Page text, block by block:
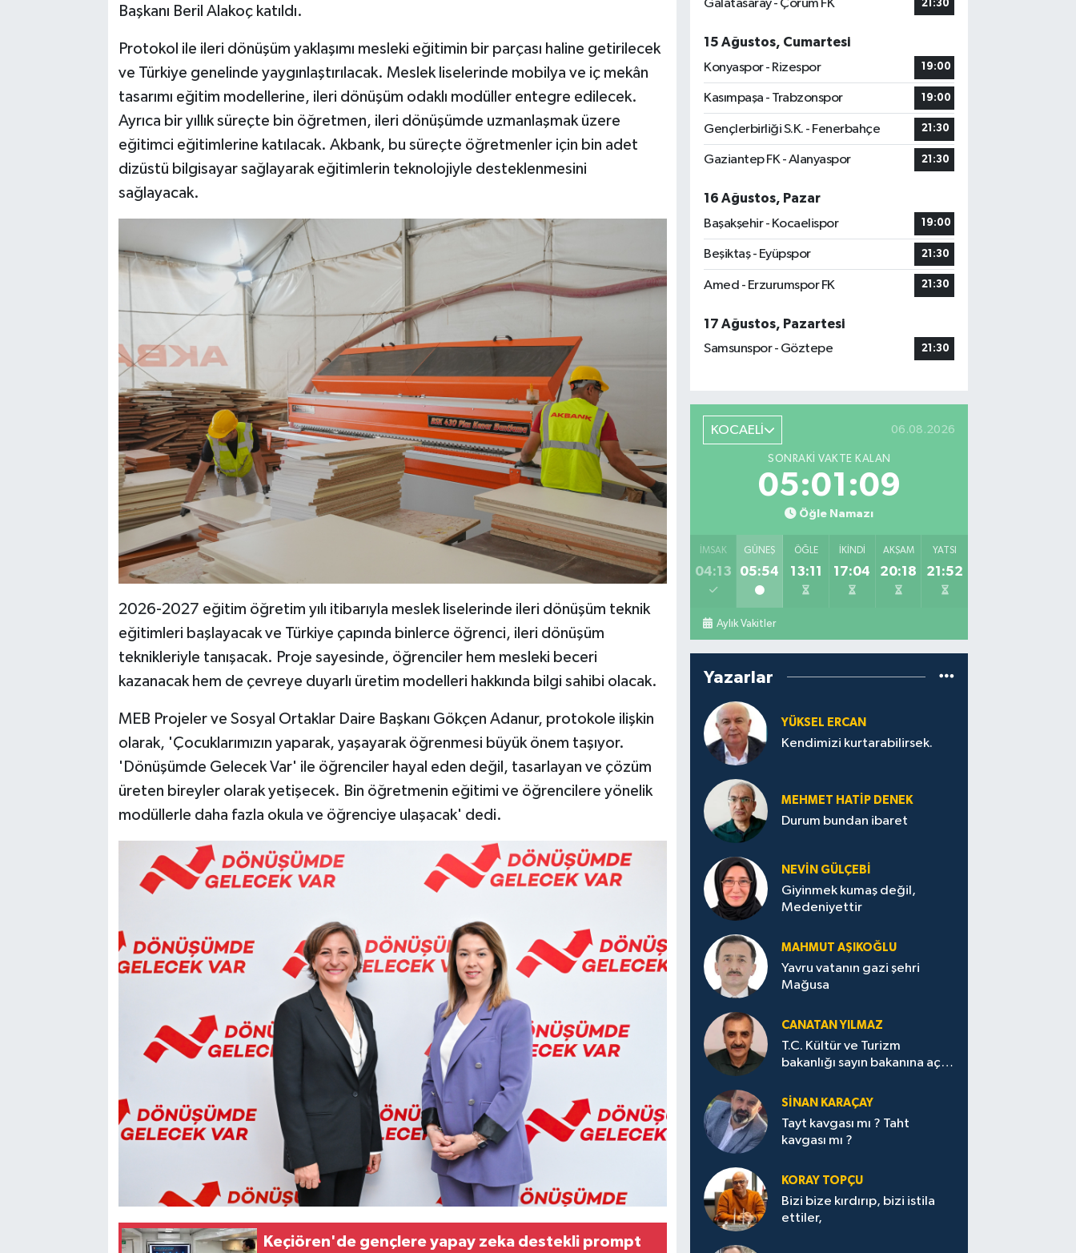
Başkanı Beril Alakoç katıldı.
Protokol ile ileri dönüşüm yaklaşımı mesleki eğitimin bir parçası haline getirilecek
ve Türkiye genelinde yaygınlaştırılacak. Meslek liselerinde mobilya ve iç mekân
tasarımı eğitim modellerine, ileri dönüşüm odaklı modüller entegre edilecek.
Ayrıca bir yıllık süreçte bin öğretmen, ileri dönüşümde uzmanlaşmak üzere
eğitimci eğitimlerine katılacak. Akbank, bu süreçte öğretmenler için bin adet
dizüstü bilgisayar sağlayarak eğitimlerin teknolojiyle desteklenmesini
sağlayacak.
2026-2027 eğitim öğretim yılı itibarıyla meslek liselerinde ileri dönüşüm teknik
eğitimleri başlayacak ve Türkiye çapında binlerce öğrenci, ileri dönüşüm
teknikleriyle tanışacak. Proje sayesinde, öğrenciler hem mesleki beceri
kazanacak hem de çevreye duyarlı üretim modelleri hakkında bilgi sahibi olacak.
MEB Projeler ve Sosyal Ortaklar Daire Başkanı Gökçen Adanur, protokole ilişkin
olarak, 'Çocuklarımızın yaparak, yaşayarak öğrenmesi büyük önem taşıyor.
'Dönüşümde Gelecek Var' ile öğrenciler hayal eden değil, tasarlayan ve çözüm
üreten bireyler olarak yetişecek. Bin öğretmenin eğitimi ve öğrencilere yönelik
modüllerle daha fazla okula ve öğrenciye ulaşacak' dedi.
Keçiören'de gençlere yapay zeka destekli prompt
Galatasaray - Çorum FK
21:30
15 Ağustos, Cumartesi
Konyaspor - Rizespor
19:00
Kasımpaşa - Trabzonspor 19:00
Gençlerbirliği S.K. - Fenerbahçe 21:30
Gaziantep FK - Alanyaspor 21:30
16 Ağustos, Pazar
Başakşehir - Kocaelispor
19:00
Beşiktaş - Eyüpspor 21:30
Amed - Erzurumspor FK 21:30
17 Ağustos, Pazartesi
Samsunspor - Göztepe
21:30
KOCAELİ 06.08.2026
SONRAKI VAKTE KALAN
05:01:07
Öğle Namazı
İMSAK
04:13
GÜNEŞ
05:54
ÖĞLE
13:11
İKINDI
17:04
AKŞAM
20:18
YATSI
21:52
Aylık Vakitler
Yazarlar
YÜKSEL ERCAN
Kendimizi kurtarabilirsek.
MEHMET HATİP DENEK
Durum bundan ibaret
NEVİN GÜLÇEBİ
Giyinmek kumaş değil,
Medeniyettir
MAHMUT AŞIKOĞLU
Yavru vatanın gazi şehri
Mağusa
CANATAN YILMAZ
T.C. Kültür ve Turizm
bakanlığı sayın bakanına açık
SİNAN KARAÇAY
Tayt kavgası mı ? Taht
kavgası mı ?
KORAY TOPÇU
Bizi bize kırdırıp, bizi istila
ettiler,